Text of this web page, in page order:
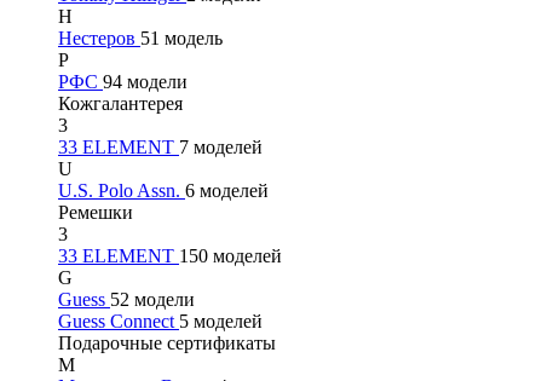
Н
Нестеров 51 модель
Р
РФС 94 модели
Кожгалантерея
3
33 ELEMENT 7 моделей
U
U.S. Polo Assn. 6 моделей
Ремешки
3
33 ELEMENT 150 моделей
G
Guess 52 модели
Guess Connect 5 моделей
Подарочные сертификаты
М